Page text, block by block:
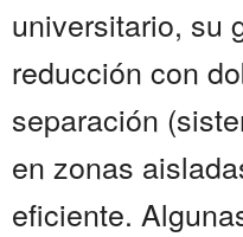
universitario, su
reducción con
separación
en zonas
eficiente.